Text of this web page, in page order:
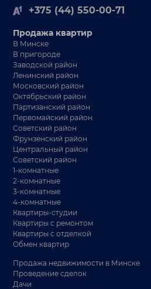
+375 (44) 550-00-71
Продажа квартир
В Минске
В пригороде
Заводской район
Ленинский район
Московский район
Октябрьский район
Партизанский район
Первомайский район
Советский район
Фрунзенский район
Центральный район
Советский район
1-комнатные
2-комнатные
3-комнатные
4-комнатные
Квартиры-студии
Квартиры с ремонтом
Квартиры с отделкой
Обмен квартир
Продажа недвижимости в Минске
Проведение сделок
Дачи